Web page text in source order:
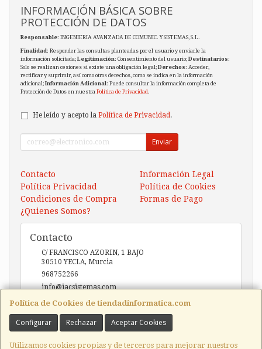
Política de Cookies de tiendadinformatica.com
Configurar Rechazar Aceptar Cookies
Utilizamos cookies propias y de terceros para mejorar nuestros
INFORMACIÓN BÁSICA SOBRE
PROTECCIÓN DE DATOS
Responsable: INGENIERIA AVANZADA DE COMUNIC. Y SISTEMAS, S.L.
Finalidad: Responder las consultas planteadas por el usuario y enviarle la
información solicitada;Legitimación: Consentimiento del usuario;Destinatarios:
Solo se realizan cesiones si existe una obligación legal;Derechos: Acceder,
rectificar y suprimir, así como otros derechos, como se indica en la información
adicional;Información Adicional: Puede consultar la información completa de
Protección de Datos en nuestra Política de Privacidad.
He leído y acepto la Política de Privacidad .
Enviar
Contacto
Información Legal
Política Privacidad
Política de Cookies
Condiciones de Compra
Formas de Pago
¿Quienes Somos?
Contacto
C/ FRANCISCO AZORIN, 1 BAJO
30510 YECLA, Murcia
968752266
info@iacsistemas.com
Horario